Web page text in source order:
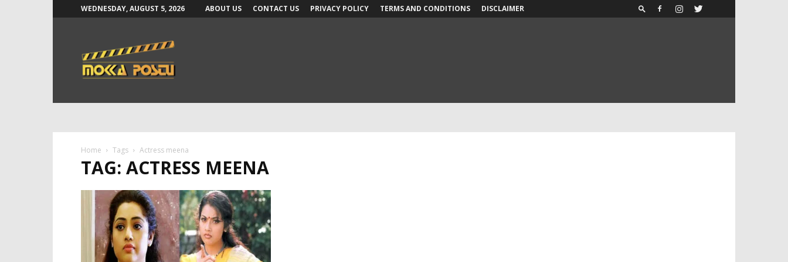
WEDNESDAY, AUGUST 5, 2026 ABOUT US CONTACT US PRIVACY POLICY TERMS AND CONDITIONS DISCLAIMER
Postu
News
Home Tags Actress meena
TAG: ACTRESS MEENA